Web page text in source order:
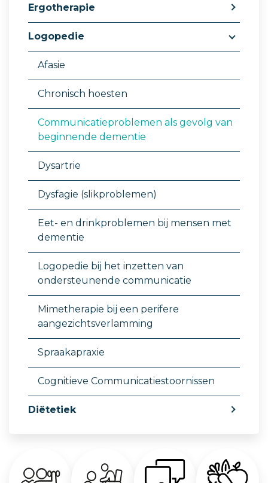
Ergotherapie
Logopedie
Afasie
Chronisch hoesten
Communicatieproblemen als gevolg van
beginnende dementie
Dysartrie
Dysfagie (slikproblemen)
Eet- en drinkproblemen bij mensen met
dementie
Logopedie bij het inzetten van
ondersteunende communicatie
Mimetherapie bij een perifere
aangezichtsverlamming
Spraakapraxie
Cognitieve Communicatiestoornissen
Diëtetiek